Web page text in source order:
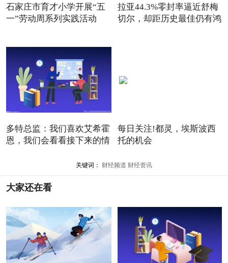
石家庄市育才小学开展“五
一”劳动周系列实践活动
拉亚44.3%零封率逼近舒梅
切尔，却距历史最佳仍有鸿
多特总监：我们喜欢艾希霍
恩，我们会看看接下来的情
每日关注!都灵，埃斯波西
托的机会
关键词： 财经频道 财经资讯
大家还在看